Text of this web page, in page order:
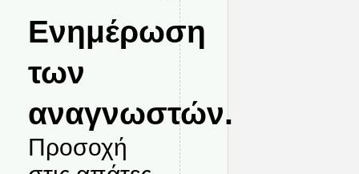
Ενημέρωση
των
αναγνωστών.
Προσοχή